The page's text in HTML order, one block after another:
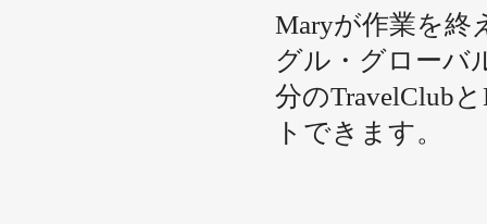
Maryが作業を終
グル・グローバ
分のTravelClub
トできます。